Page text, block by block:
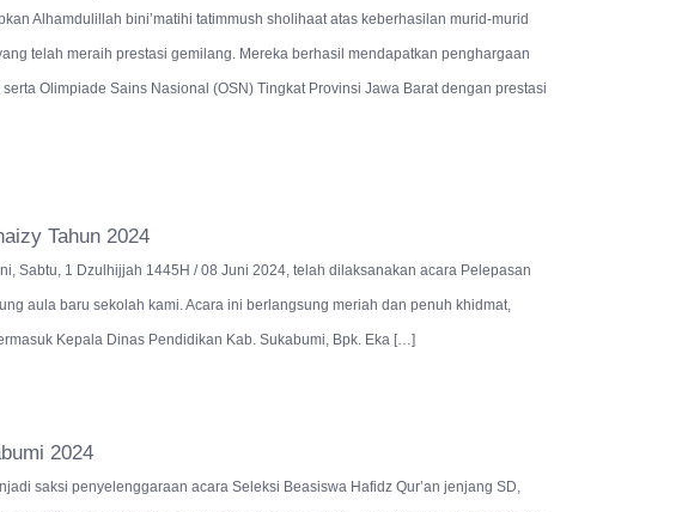
Alhamdulillah bini’matihi tatimmush sholihaat atas keberhasilan murid-murid
telah meraih prestasi gemilang. Mereka berhasil mendapatkan penghargaan
Olimpiade Sains Nasional (OSN) Tingkat Provinsi Jawa Barat dengan prestasi
Tahun 2024
Sabtu, 1 Dzulhijjah 1445H / 08 Juni 2024, telah dilaksanakan acara Pelepasan
aula baru sekolah kami. Acara ini berlangsung meriah dan penuh khidmat,
Kepala Dinas Pendidikan Kab. Sukabumi, Bpk. Eka […]
2024
saksi penyelenggaraan acara Seleksi Beasiswa Hafidz Qur’an jenjang SD,